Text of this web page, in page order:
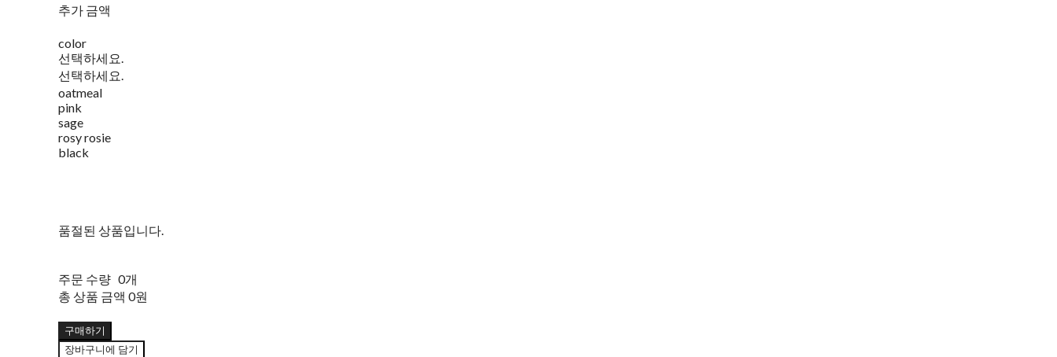
추가 금액
color
선택하세요.
선택하세요.
oatmeal
pink
sage
rosy rosie
black
품절된 상품입니다.
주문 수량 0개
총 상품 금액 0원
구매하기
장바구니에 담기